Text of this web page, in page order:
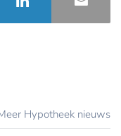
Hypotheek nieuws